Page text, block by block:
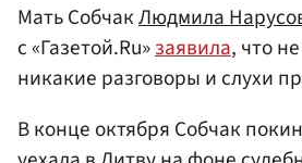
Мать СобчакЛюдмила
с «Газетой.Ru»заявила, что
никакие разговоры и слухи
В конце октября Собчак